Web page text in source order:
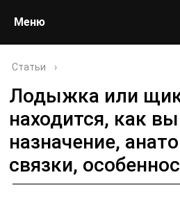
Меню
Статьи ›
Лодыжка или
находится, как
назначение,
связки,